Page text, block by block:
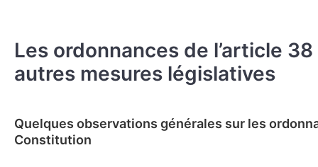
Les ordonnances de l’article
autres mesures législatives
Quelques observations générales sur les
Constitution